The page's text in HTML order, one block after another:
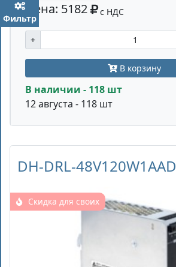
Цена: 5182 с НДС
+
В корзину
В наличии - 118 шт
12 августа - 118 шт
DH-DRL-48V120W1AAD
Скидка для своих
Фильтр